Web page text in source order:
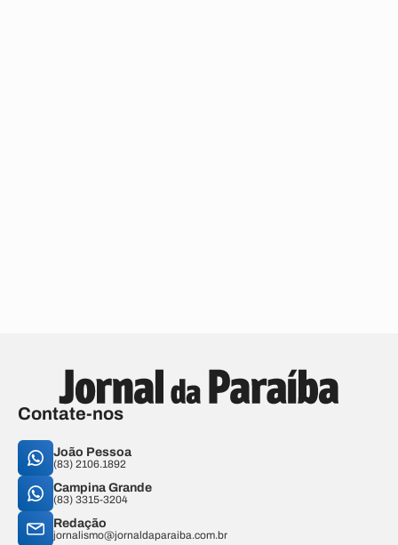
Contate-nos
João Pessoa
(83) 2106.1892
Campina Grande
(83) 3315-3204
Redação
jornalismo@jornaldaparaiba.com.br